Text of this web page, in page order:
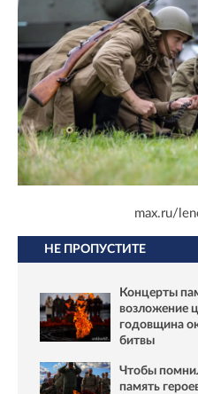
max.ru/
НЕ ПРОПУСТИТЕ
Концерты
возложение
годовщина
битвы
Чтобы
память